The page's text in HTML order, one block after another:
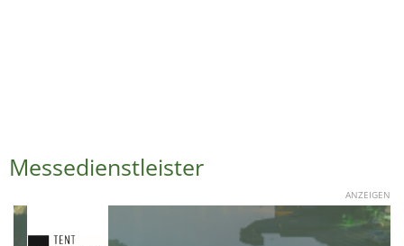
Messedienstleister
ANZEIGEN